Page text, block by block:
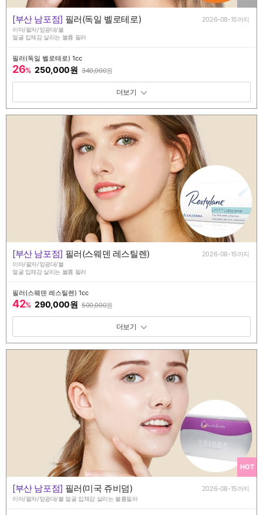
[부산 남포점] 필러(독일 벨로테로) 2026-08-15까지
이마/팔자/앞광대/볼
얼굴 입체감 살리는 볼륨 필러
필러(독일 벨로테로) 1cc
26% 250,000원 340,000원
패키지 보기 토글
[부산 남포점] 필러(스웨덴 레스틸렌) 2026-08-15까지
이마/팔자/앞광대/볼
얼굴 입체감 살리는 볼륨 필러
필러(스웨덴 레스틸렌) 1cc
42% 290,000원 500,000원
패키지 보기 토글
HOT
[부산 남포점] 필러(미국 쥬비덤) 2026-08-15까지
이마/팔자/앞광대/볼 얼굴 입체감 살리는 볼륨필러